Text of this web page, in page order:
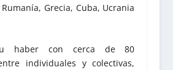
Grecia, Cuba, Ucrania
haber con cerca de 80
individuales y colectivas,